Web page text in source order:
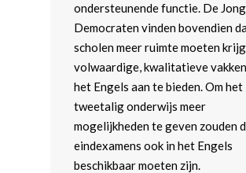
ondersteunende functie. De
Democraten vinden bovendien
scholen meer ruimte moeten
volwaardige, kwalitatieve
het Engels aan te bieden. Om het
tweetalig onderwijs meer
mogelijkheden te geven zouden
eindexamens ook in het Engels
beschikbaar moeten zijn.